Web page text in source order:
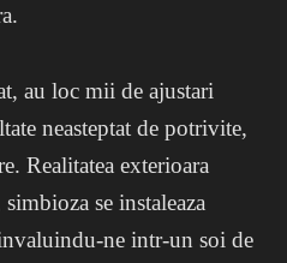
au loc mii de ajustari
neasteptat de potrivite,
Realitatea exterioara
se instaleaza
ne intr-un soi de